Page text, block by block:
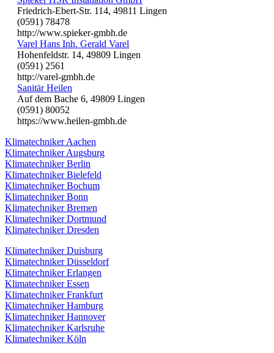
Friedrich-Ebert-Str. 114, 49811 Lingen
(0591) 78478
http://www.spieker-gmbh.de
Varel Hans Inh. Gerald Varel
Hohenfeldstr. 14, 49809 Lingen
(0591) 2561
http://varel-gmbh.de
Sanitär Heilen
Auf dem Bache 6, 49809 Lingen
(0591) 80052
https://www.heilen-gmbh.de
Klimatechniker Aachen
Klimatechniker Augsburg
Klimatechniker Berlin
Klimatechniker Bielefeld
Klimatechniker Bochum
Klimatechniker Bonn
Klimatechniker Bremen
Klimatechniker Dortmund
Klimatechniker Dresden
Klimatechniker Duisburg
Klimatechniker Düsseldorf
Klimatechniker Erlangen
Klimatechniker Essen
Klimatechniker Frankfurt
Klimatechniker Hamburg
Klimatechniker Hannover
Klimatechniker Karlsruhe
Klimatechniker Köln